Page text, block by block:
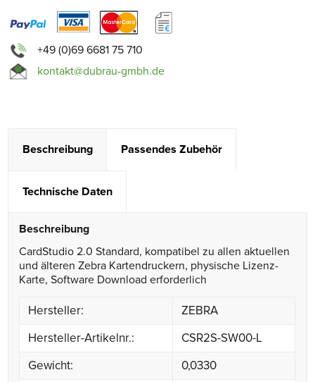
+49 (0)69 6681 75 710
kontakt@dubrau-gmbh.de
Beschreibung Passendes Zubehör
Technische Daten
Beschreibung
CardStudio 2.0 Standard, kompatibel zu allen aktuellen
und älteren Zebra Kartendruckern, physische Lizenz-
Karte, Software Download erforderlich
Hersteller:
ZEBRA
Hersteller-Artikelnr.:
CSR2S-SW00-L
Gewicht:
0,0330